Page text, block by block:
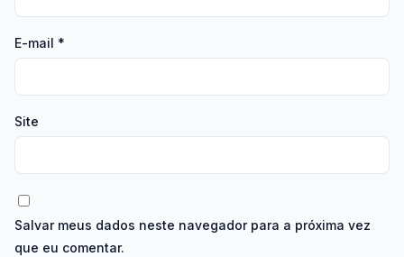
E-mail *
Site
Salvar meus dados neste navegador para a próxima vez
que eu comentar.